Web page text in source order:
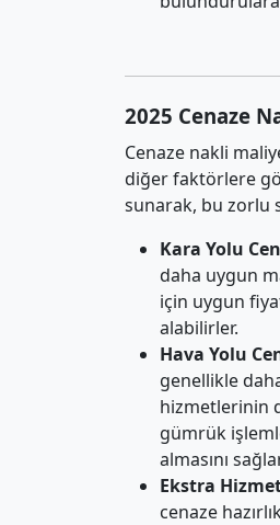
2025 Cenaze
Cenaze nakli
diğer faktörlere
sunarak, bu zorlu
Kara Yolu
daha uygun
için uygun
alabilirler.
Hava Yolu
genellikle
hizmetlerinin
gümrük
almasını
Ekstra
cenaze